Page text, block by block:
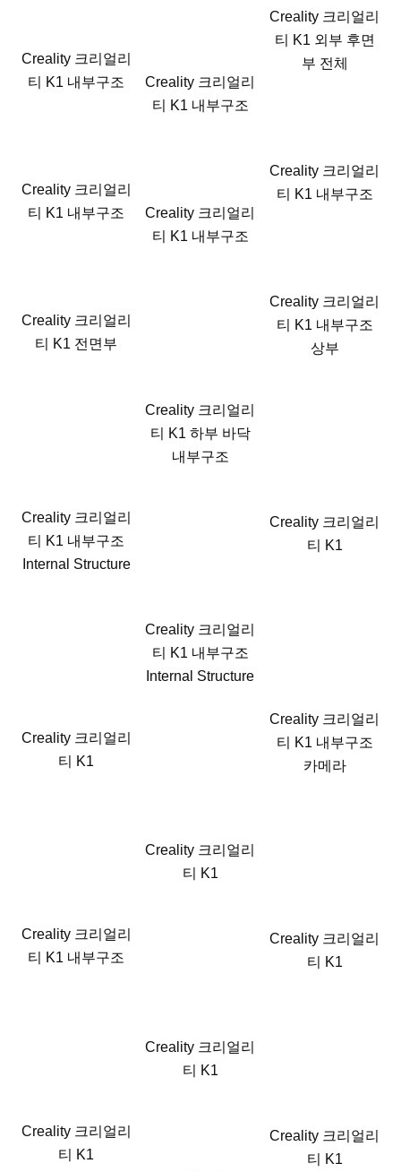
Creality 크리얼리
티 K1 내부구조
Creality 크리얼리
티 K1 내부구조
Creality 크리얼리
티 K1 전면부
Creality 크리얼리
티 K1 내부구조
Internal Structure
Creality 크리얼리
티 K1
Creality 크리얼리
티 K1 내부구조
Creality 크리얼리
티 K1
Creality 크리얼리
티 K1 내부구조
Creality 크리얼리
티 K1 내부구조
Creality 크리얼리
티 K1 하부 바닥
내부구조
Creality 크리얼리
티 K1 내부구조
Internal Structure
Creality 크리얼리
티 K1
Creality 크리얼리
티 K1
Creality 크리얼리
티 K1 외부 후면
부 전체
Creality 크리얼리
티 K1 내부구조
Creality 크리얼리
티 K1 내부구조
상부
Creality 크리얼리
티 K1
Creality 크리얼리
티 K1 내부구조
카메라
Creality 크리얼리
티 K1
Creality 크리얼리
티 K1